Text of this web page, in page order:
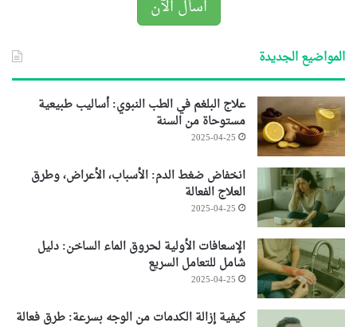
اسأل الآن
المواضيع الجديدة
علاج البلغم في الطب النبوي: أساليب طبيعية
مستوحاة من السنة
2025-04-25
انخفاض ضغط الدم: الأسباب، الأعراض، وطرق
العلاج الفعالة
2025-04-25
الإسعافات الأولية لحروق الماء الساخن: دليل
شامل للتعامل السريع
2025-04-25
كيفية إزالة الكدمات من الوجه بسرعة: طرق فعالة